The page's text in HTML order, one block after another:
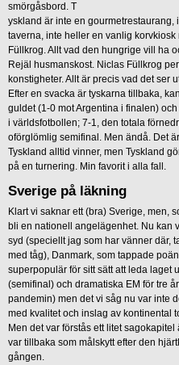
smörgåsbord. T
yskland är inte en
taverna, inte heller en vanlig
Füllkrog. Allt vad den hungrige vill ha
Rejäl husmanskost. Niclas Füllkrog
konstigheter. Allt är precis vad det ser
Efter en svacka är tyskarna tillbaka,
guldet (1-0 mot Argentina i finalen)
i världsfotbollen; 7-1, den totala
oförglömlig semifinal. Men ändå. Det
Tyskland alltid vinner, men Tyskland
på en turnering. Min favorit i alla fall.
Sverige på läkning
Klart vi saknar ett (bra) Sverige, men,
bli en nationell angelägenhet. Nu kan
syd (speciellt jag som har vänner där,
med tåg), Danmark, som tappade
superpopulär för sitt sätt att leda laget
(semifinal) och dramatiska EM för tre
pandemin) men det vi såg nu var inte
med kvalitet och inslag av kontinental
Men det var förstås ett litet
var tillbaka som målskytt efter den
gången.